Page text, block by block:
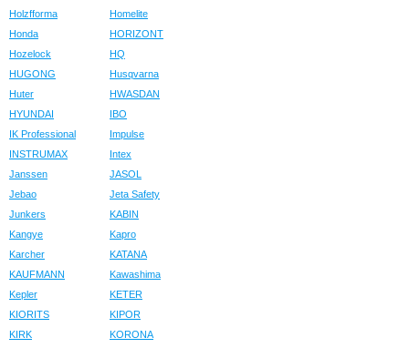
Holzfforma
Homelite
Honda
HORIZONT
Hozelock
HQ
HUGONG
Husqvarna
Huter
HWASDAN
HYUNDAI
IBO
IK Professional
Impulse
INSTRUMAX
Intex
Janssen
JASOL
Jebao
Jeta Safety
Junkers
KABIN
Kangye
Kapro
Karcher
KATANA
KAUFMANN
Kawashima
Kepler
KETER
KIORITS
KIPOR
KIRK
KORONA